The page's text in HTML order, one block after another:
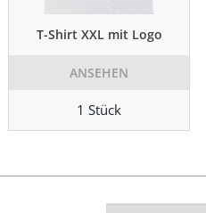
T-Shirt XXL mit Logo
ANSEHEN
1 Stück